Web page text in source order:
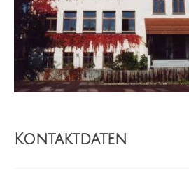
Kontaktdaten